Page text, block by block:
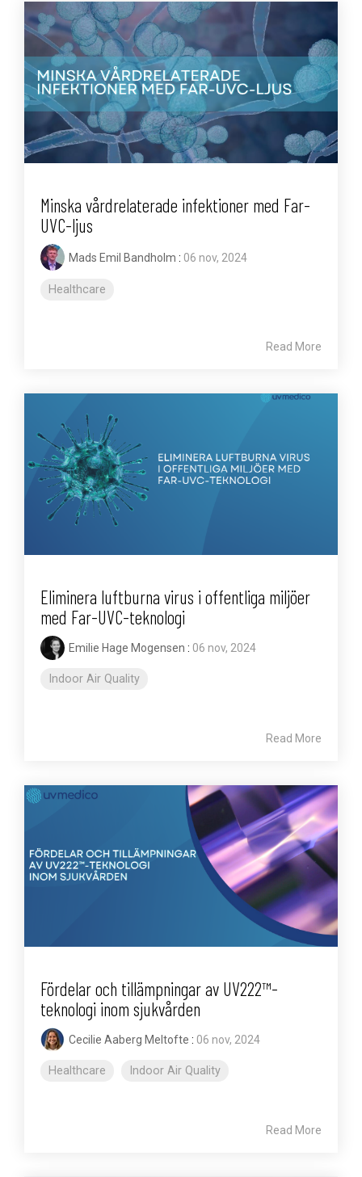
Minska vårdrelaterade infektioner med Far-
UVC-ljus
Mads Emil Bandholm : 06 nov, 2024
Healthcare
Read More
Eliminera luftburna virus i offentliga miljöer
med Far-UVC-teknologi
Emilie Hage Mogensen : 06 nov, 2024
Indoor Air Quality
Read More
Fördelar och tillämpningar av UV222™-
teknologi inom sjukvården
Cecilie Aaberg Meltofte : 06 nov, 2024
Healthcare Indoor Air Quality
Read More